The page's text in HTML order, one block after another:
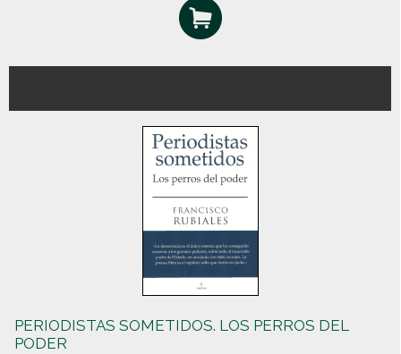
PERIODISTAS SOMETIDOS. LOS PERROS DEL
PODER